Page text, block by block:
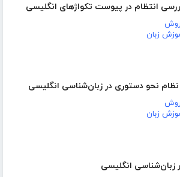
انتظام در پیوست تکواژهای انگلیسی
زبان
نظام نحو دستوری در زبان‌شناسی انگلیسی
زبان
زبان‌شناسی انگلیسی